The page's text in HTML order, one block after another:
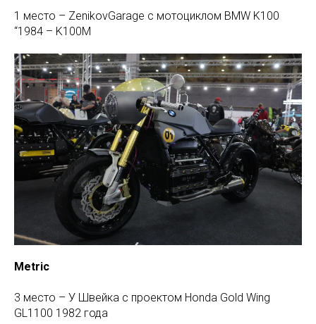
1 место – ZenikovGarage c мотоциклом BMW K100
“1984 – K100M
Metric
3 место – У Швейка с проектом Honda Gold Wing
GL1100 1982 года